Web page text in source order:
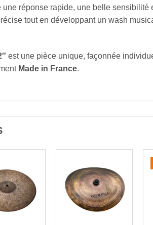
une réponse rapide, une belle
tout en développant un wash
est une pièce unique, façonnée
Made in France.